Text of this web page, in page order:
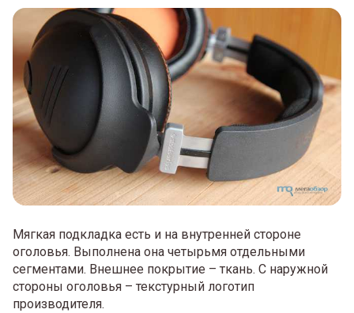
Мягкая подкладка есть и на внутренней стороне
оголовья. Выполнена она четырьмя отдельными
сегментами. Внешнее покрытие – ткань. С наружной
стороны оголовья – текстурный логотип
производителя.